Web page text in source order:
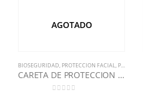
AGOTADO
BIOSEGURIDAD, PROTECCION FACIAL, PROTECCION VISUAL
CARETA DE PROTECCION FACIAL